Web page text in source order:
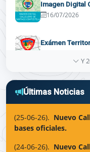
Navarra
País Vasco
Valencia
Imagen Digital
16/07/2026
Exámen
Imagen Digital
13/07/2026
Imagen Digital
13/07/2026
Y
Últimas Noticias
(25-06-26). Nuevo
bases oficiales.
(24-06-26). Nuevo